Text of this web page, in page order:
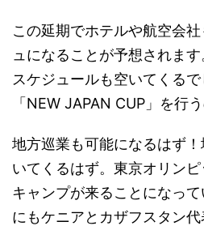
この延期でホテルや航空会
ュになることが予想されま
スケジュールも空いてくる
「NEW JAPAN CUP」を行
地方巡業も可能になるはず
いてくるはず。東京オリン
キャンプが来ることになっ
にもケニアとカザフスタン